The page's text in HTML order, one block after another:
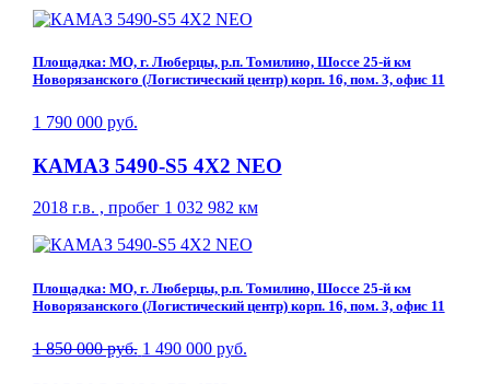
Площадка: МО, г. Люберцы, р.п. Томилино, Шоссе 25-й км
Новорязанского (Логистический центр) корп. 16, пом. 3, офис 11
1 790 000 руб.
КАМАЗ 5490-S5 4Х2 NEO
2018 г.в. , пробег 1 032 982 км
Площадка: МО, г. Люберцы, р.п. Томилино, Шоссе 25-й км
Новорязанского (Логистический центр) корп. 16, пом. 3, офис 11
1 850 000 руб. 1 490 000 руб.